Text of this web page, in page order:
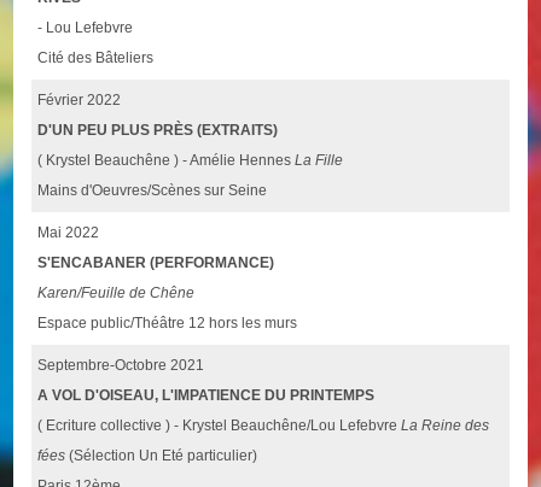
- Lou Lefebvre
Cité des Bâteliers
Février 2022
D'UN PEU PLUS PRÈS (EXTRAITS)
( Krystel Beauchêne ) - Amélie HennesLa Fille
Mains d'Oeuvres/Scènes sur Seine
Mai 2022
S'ENCABANER (PERFORMANCE)
Karen/Feuille de Chêne
Espace public/Théâtre 12 hors les murs
Septembre-Octobre 2021
A VOL D'OISEAU, L'IMPATIENCE DU PRINTEMPS
( Ecriture collective ) - Krystel Beauchêne/Lou LefebvreLa Reine des
fées (Sélection Un Eté particulier)